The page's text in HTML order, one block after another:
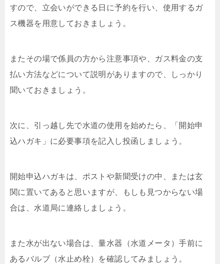
すので、立会いができる日に予約を行い、使用するガ
ス機器を用意しておきましょう。
またその場で係員の方から注意事項や、ガス料金の支
払い方法などについて説明がありますので、しっかり
聞いておきましょう。
次に、引っ越し先で水道の使用を始めたら、「開始申
込ハガキ」に必要事項を記入し投函しましょう。
開始申込ハガキは、ポストや新聞受けの中、または玄
関に置いてあると思いますが、もしも見つからない場
合は、水道局に連絡しましょう。
また水が出ない場合は、量水器（水道メータ）手前に
あるバルブ（水止め栓）を確認してみましょう。